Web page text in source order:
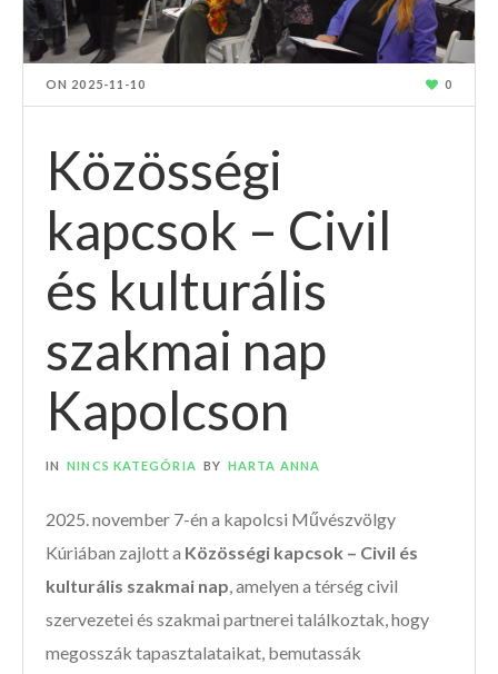
ON 2025-11-10 0
Közösségi
kapcsok – Civil
és kulturális
szakmai nap
Kapolcson
IN NINCS KATEGÓRIA BY HARTA ANNA
2025. november 7-én a kapolcsi Művészvölgy
Kúriában zajlott a Közösségi kapcsok – Civil és
kulturális szakmai nap, amelyen a térség civil
szervezetei és szakmai partnerei találkoztak, hogy
megosszák tapasztalataikat, bemutassák